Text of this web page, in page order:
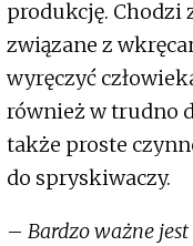
produkcję. Chodzi
związane z
wyręczyć
również w trudno
także proste
do spryskiwaczy.
– Bardzo ważne